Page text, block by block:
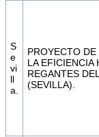
S
e
vi
ll
a.
PROYECTO
LA EFICIENCIA
REGANTES
(SEVILLA).